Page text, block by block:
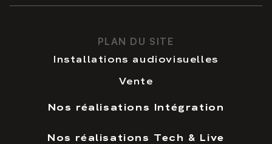
PLAN DU SITE
Installations audiovisuelles
Vente
Nos réalisations Intégration
Nos réalisations Tech & Live